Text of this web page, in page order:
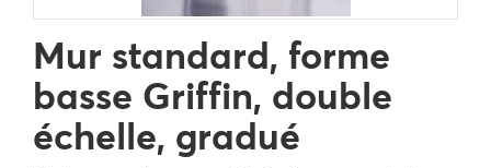
Mur standard, forme
basse Griffin, double
échelle, gradué